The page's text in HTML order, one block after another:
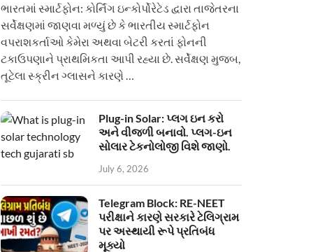
ભારતમાં સ્માર્ટફોન: કોર્નિંગ ઇન્કોર્પોરેટેડ દ્વારા તાજેતરના
સર્વેક્ષણમાં જાણવા મળ્યું છે કે ભારતીય સ્માર્ટફોન
વપરાશકર્તાઓ કેમેરા અથવા બેટરી કરતાં ફોનની
ટકાઉપણાને પ્રાથમિકતા આપી રહ્યા છે. સર્વેક્ષણ મુજબ,
તૂટેલા સ્ક્રીન ગ્લાસને કારણે …
Plug-in Solar: પ્લગ ઇન કરો
અને વીજળી બનાવો. પ્લગ-ઇન
સોલાર ટેકનોલોજી વિશે જાણો.
July 6, 2026
Telegram Block: RE-NEET
પરીક્ષાને કારણે સરકારે ટેલિગ્રામ
પર અસ્થાયી રૂપે પ્રતિબંધ
મૂક્યો